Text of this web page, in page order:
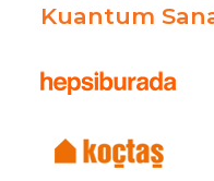
Kuantum